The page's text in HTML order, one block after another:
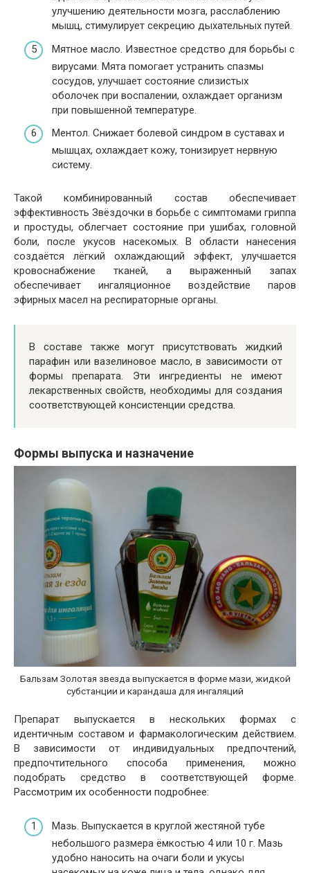
улучшению деятельности мозга, расслаблению
мышц, стимулирует секрецию дыхательных путей.
Мятное масло. Известное средство для борьбы с
вирусами. Мята помогает устранить спазмы
сосудов, улучшает состояние слизистых
оболочек при воспалении, охлаждает организм
при повышенной температуре.
Ментол. Снижает болевой синдром в суставах и
мышцах, охлаждает кожу, тонизирует нервную
систему.
Такой комбинированный состав обеспечивает
эффективность Звёздочки в борьбе с симптомами гриппа
и простуды, облегчает состояние при ушибах, головной
боли, после укусов насекомых. В области нанесения
создаётся лёгкий охлаждающий эффект, улучшается
кровоснабжение тканей, а выраженный запах
обеспечивает ингаляционное воздействие паров
эфирных масел на респираторные органы.
В составе также могут присутствовать жидкий
парафин или вазелиновое масло, в зависимости от
формы препарата. Эти ингредиенты не имеют
лекарственных свойств, необходимы для создания
соответствующей консистенции средства.
Формы выпуска и назначение
Бальзам Золотая звезда выпускается в форме мази, жидкой
субстанции и карандаша для ингаляций
Препарат выпускается в нескольких формах с
идентичным составом и фармакологическим действием.
В зависимости от индивидуальных предпочтений,
предпочтительного способа применения, можно
подобрать средство в соответствующей форме.
Рассмотрим их особенности подробнее:
Мазь. Выпускается в круглой жестяной тубе
небольшого размера ёмкостью 4 или 10 г. Мазь
удобно наносить на очаги боли и укусы